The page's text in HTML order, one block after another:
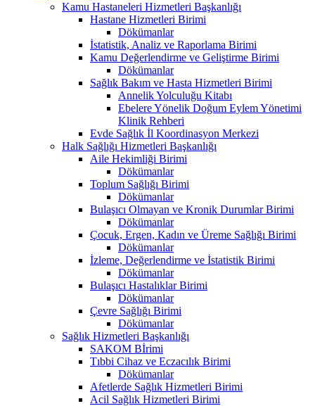
Kamu Hastaneleri Hizmetleri Başkanlığı
Hastane Hizmetleri Birimi
Dökümanlar
İstatistik, Analiz ve Raporlama Birimi
Kamu Değerlendirme ve Geliştirme Birimi
Dökümanlar
Sağlık Bakım ve Hasta Hizmetleri Birimi
Annelik Yolculuğu Kitabı
Ebelere Yönelik Doğum Eylem Yönetimi
Klinik Rehberi
Evde Sağlık İl Koordinasyon Merkezi
Halk Sağlığı Hizmetleri Başkanlığı
Aile Hekimliği Birimi
Dökümanlar
Toplum Sağlığı Birimi
Dökümanlar
Bulaşıcı Olmayan ve Kronik Durumlar Birimi
Dökümanlar
Çocuk, Ergen, Kadın ve Üreme Sağlığı Birimi
Dökümanlar
İzleme, Değerlendirme ve İstatistik Birimi
Dökümanlar
Bulaşıcı Hastalıklar Birimi
Dökümanlar
Çevre Sağlığı Birimi
Dökümanlar
Sağlık Hizmetleri Başkanlığı
SAKOM Bİrimi
Tıbbi Cihaz ve Eczacılık Birimi
Dökümanlar
Afetlerde Sağlık Hizmetleri Birimi
Acil Sağlık Hizmetleri Birimi